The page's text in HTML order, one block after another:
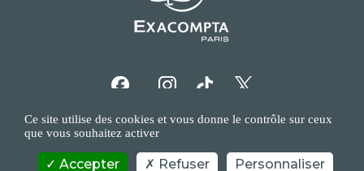
Ce site utilise des cookies et vous donne le contrôle sur ceux
que vous souhaitez activer
Accepter Refuser Personnaliser